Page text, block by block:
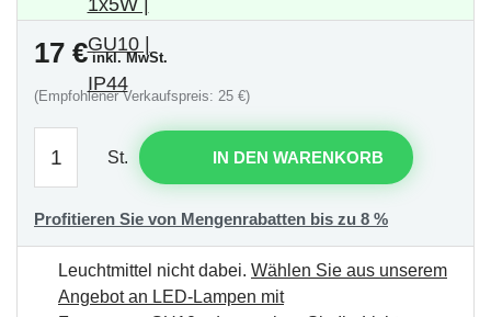
17 €inkl. MwSt.
(Empfohlener Verkaufspreis: 25 €)
St. IN DEN WARENKORB
Profitieren Sie von Mengenrabatten bis zu 8 %
Leuchtmittel nicht dabei. Wählen Sie aus unserem
Angebot an LED-Lampen mit